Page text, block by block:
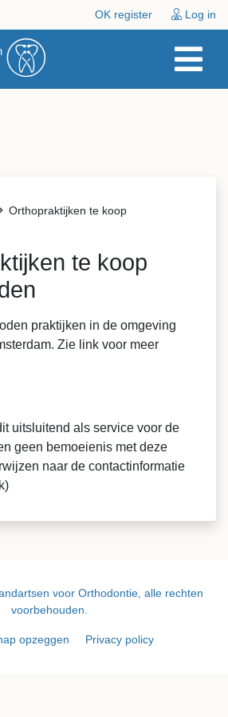
OK register Log in
Orthopraktijken te koop
te koop
praktijken in de omgeving
Zie link voor meer
uitsluitend als service voor de
geen bemoeienis met deze
naar de contactinformatie
voor Orthodontie, alle rechten
voorbehouden.
opzeggen Privacy policy